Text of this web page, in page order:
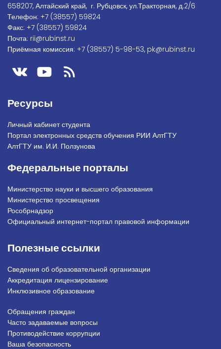
658207, Алтайский край, г. Рубцовск, ул.Тракторная, д.2/6
Телефон: +7 (38557) 59824
Факс: +7 (38557) 59824
Почта: rii@rubinst.ru
Приёмная комиссия: +7 (38557) 5-98-53, pk@rubinst.ru
Ресурсы
Личный кабинет студента
Портал электронных средств обучения РИИ АлтГТУ
АлтГТУ им. И.И. Ползунова
Федеральные порталы
Министерство науки и высшего образования
Министерство просвещения
Рособрнадзор
Официальный интернет-портал правовой информации
Полезные ссылки
Сведения об образовательной организации
Аккредитация лицензирование
Инклюзивное образование
Подвал_право
Обращения граждан
Часто задаваемые вопросы
Противодействие коррупции
Ваша безопасность